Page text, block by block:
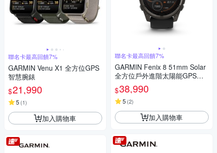
聯名卡最高回饋7%
GARMIN Venu X1 全方位GPS
智慧腕錶
$21,990
5 (1)
加入購物車
聯名卡最高回饋7%
GARMIN Fenix 8 51mm Solar
全方位戶外進階太陽能GPS智
慧腕錶
$38,990
5 (2)
加入購物車